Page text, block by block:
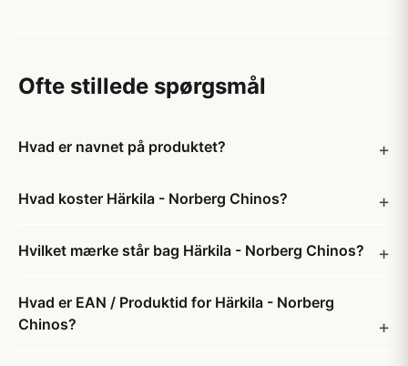
Ofte stillede spørgsmål
Hvad er navnet på produktet?
Hvad koster Härkila - Norberg Chinos?
Hvilket mærke står bag Härkila - Norberg Chinos?
Hvad er EAN / Produktid for Härkila - Norberg
Chinos?